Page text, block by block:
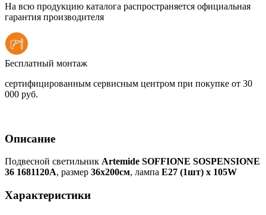
На всю продукцию каталога распространяется официальная
гарантия производителя
Бесплатный монтаж
сертифицированным сервисным центром при покупке от 30
000 руб.
Описание
Подвесной светильник Artemide SOFFIONE SOSPENSIONE
36 1681120A, размер 36х200см, лампа E27 (1шт) х 105W
Характеристики